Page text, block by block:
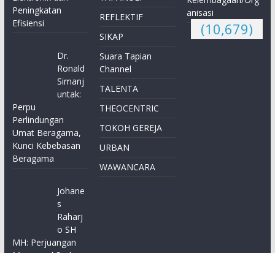
Peningkatan
Efisiensi
Dr.
Ronald
Simanj
untak:
Perpu
Perlindungan
Umat Beragama,
Kunci Kebebasan
Beragama
Johane
s
Raharj
o SH
MH: Perjuangan
REFLEKTIF
SIKAP
Suara Tapian
Channel
TALENTA
THEOCENTRIC
TOKOH GEREJA
URBAN
WAWANCARA
anisasi
(10,679)